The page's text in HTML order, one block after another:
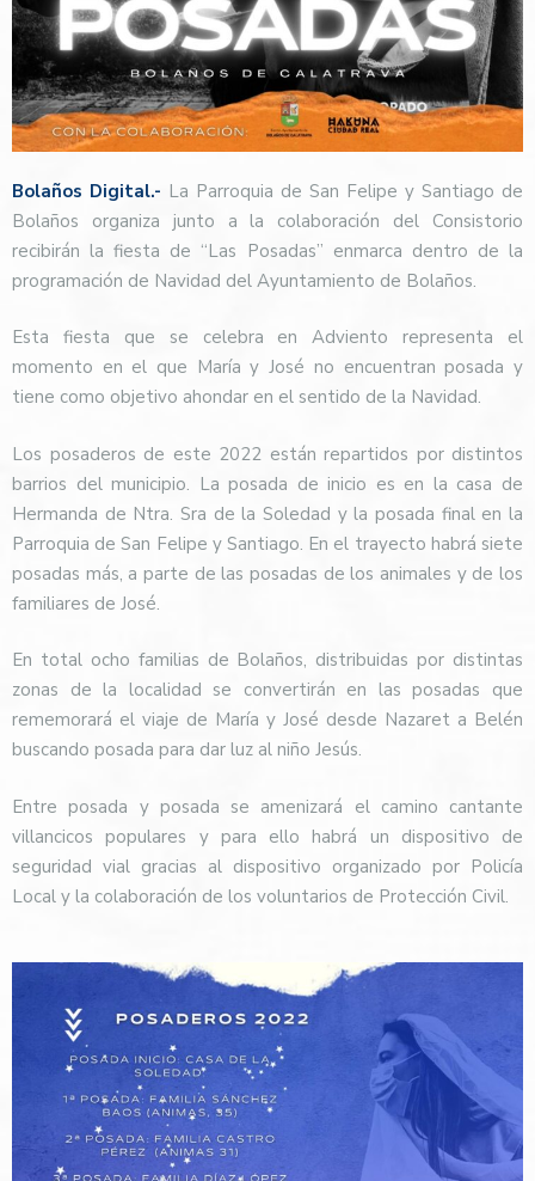
Bolaños Digital.- La Parroquia de San Felipe y Santiago de
Bolaños organiza junto a la colaboración del Consistorio
recibirán la fiesta de “Las Posadas” enmarca dentro de la
programación de Navidad del Ayuntamiento de Bolaños.
Esta fiesta que se celebra en Adviento representa el
momento en el que María y José no encuentran posada y
tiene como objetivo ahondar en el sentido de la Navidad.
Los posaderos de este 2022 están repartidos por distintos
barrios del municipio. La posada de inicio es en la casa de
Hermanda de Ntra. Sra de la Soledad y la posada final en la
Parroquia de San Felipe y Santiago. En el trayecto habrá siete
posadas más, a parte de las posadas de los animales y de los
familiares de José.
En total ocho familias de Bolaños, distribuidas por distintas
zonas de la localidad se convertirán en las posadas que
rememorará el viaje de María y José desde Nazaret a Belén
buscando posada para dar luz al niño Jesús.
Entre posada y posada se amenizará el camino cantante
villancicos populares y para ello habrá un dispositivo de
seguridad vial gracias al dispositivo organizado por Policía
Local y la colaboración de los voluntarios de Protección Civil.